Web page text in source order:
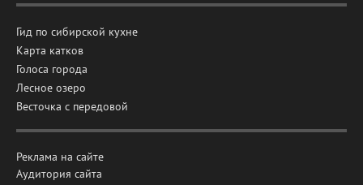
Гид по сибирской кухне
Карта катков
Голоса города
Лесное озеро
Весточка с передовой
Реклама на сайте
Аудитория сайта